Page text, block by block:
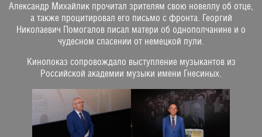
Александр Михайлик прочитал зрителям свою новеллу об отце,
а также процитировал его письмо с фронта. Георгий
Николаевич Помогалов писал матери об однополчанине и о
чудесном спасении от немецкой пули.
Кинопоказ сопровождало выступление музыкантов из
Российской академии музыки имени Гнесиных.